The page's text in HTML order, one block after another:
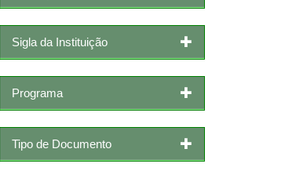
Sigla da Instituição
Programa
Tipo de Documento